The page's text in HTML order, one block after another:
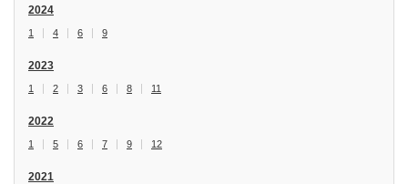
2024
1 4 6 9
2023
1 2 3 6 8 11
2022
1 5 6 7 9 12
2021